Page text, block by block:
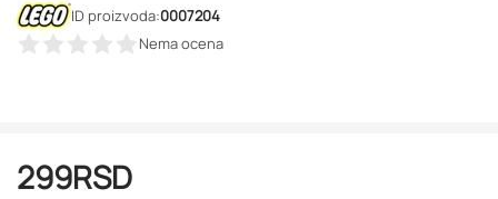
ID proizvoda:0007204
Nema ocena
299RSD